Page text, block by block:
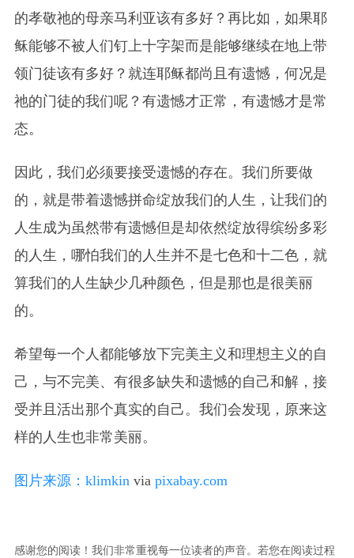
的孝敬祂的母亲马利亚该有多好？再比如，如果耶
稣能够不被人们钉上十字架而是能够继续在地上带
领门徒该有多好？就连耶稣都尚且有遗憾，何况是
祂的门徒的我们呢？有遗憾才正常，有遗憾才是常
态。
因此，我们必须要接受遗憾的存在。我们所要做
的，就是带着遗憾拼命绽放我们的人生，让我们的
人生成为虽然带有遗憾但是却依然绽放得缤纷多彩
的人生，哪怕我们的人生并不是七色和十二色，就
算我们的人生缺少几种颜色，但是那也是很美丽
的。
希望每一个人都能够放下完美主义和理想主义的自
己，与不完美、有很多缺失和遗憾的自己和解，接
受并且活出那个真实的自己。我们会发现，原来这
样的人生也非常美丽。
图片来源： klimkinvia pixabay.com
感谢您的阅读！我们非常重视每一位读者的声音。若您在阅读过程